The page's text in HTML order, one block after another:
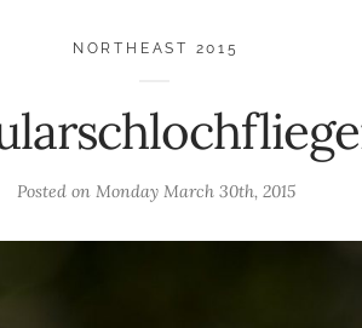
NORTHEAST 2015
Posted on Monday March 30th, 2015